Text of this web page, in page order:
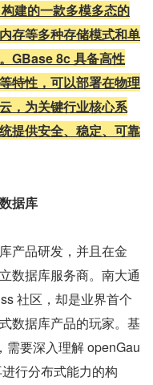
建的一款多模多态的
存等多种存储模式和单
GBase 8c 具备高性
特性，可以部署在物理
，为关键行业核心系
提供安全、稳定、可靠
据库
产品研发，并且在金
数据库服务商。南大通
社区，却是业界首个
数据库产品的玩家。基
需要深入理解 openGau
行分布式能力的构